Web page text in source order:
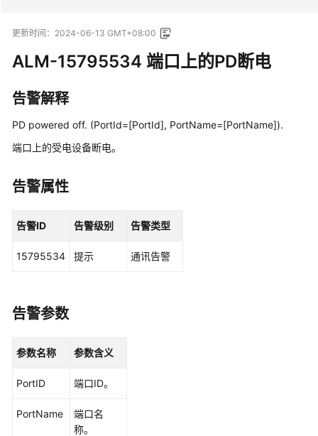
全
云
服
管
理
络
为
坤
方
案
华
乾
APP
更新时间： 2024-06-13 GMT+08:00
ALM-15795534 端口上的PD断电
告警解释
PD powered off. (PortId=[PortId], PortName=[PortName]).
端口上的受电设备断电。
告警属性
告警ID 告警级别 告警类型
15795534 提示 通讯告警
告警参数
参数名称 参数含义
PortID 端口ID。
PortName
端口名
称。